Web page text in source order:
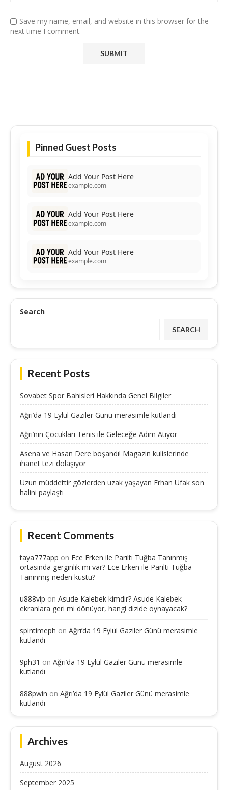
Save my name, email, and website in this browser for the
next time I comment.
Pinned Guest Posts
Add Your Post Here
example.com
Add Your Post Here
example.com
Add Your Post Here
example.com
Search
SEARCH
Recent Posts
Sovabet Spor Bahisleri Hakkında Genel Bilgiler
Ağrı’da 19 Eylül Gaziler Günü merasimle kutlandı
Ağrı’nın Çocukları Tenis ile Geleceğe Adım Atıyor
Asena ve Hasan Dere boşandı! Magazin kulislerinde
ihanet tezi dolaşıyor
Uzun müddettir gözlerden uzak yaşayan Erhan Ufak son
halini paylaştı
Recent Comments
taya777app on Ece Erken ile Parıltı Tuğba Tanınmış
ortasında gerginlik mi var? Ece Erken ile Parıltı Tuğba
Tanınmış neden küstü?
u888vip on Asude Kalebek kimdir? Asude Kalebek
ekranlara geri mi dönüyor, hangi dizide oynayacak?
spintimeph on Ağrı’da 19 Eylül Gaziler Günü merasimle
kutlandı
9ph31 on Ağrı’da 19 Eylül Gaziler Günü merasimle
kutlandı
888pwin on Ağrı’da 19 Eylül Gaziler Günü merasimle
kutlandı
Archives
August 2026
September 2025